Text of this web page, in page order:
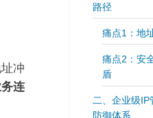
冲
连
路径
痛点1：地
痛点2：安
盾​​
二、企业级
防御体系